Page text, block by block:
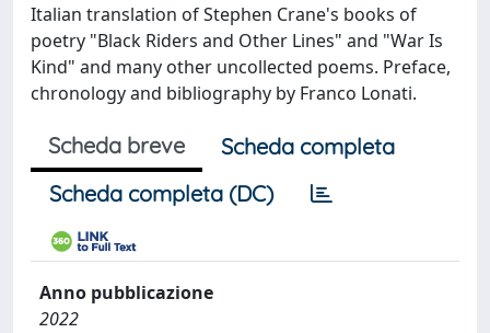
Italian translation of Stephen Crane's books of
poetry "Black Riders and Other Lines" and "War Is
Kind" and many other uncollected poems. Preface,
chronology and bibliography by Franco Lonati.
Scheda breve
Scheda completa
Scheda completa (DC)
Anno pubblicazione
2022